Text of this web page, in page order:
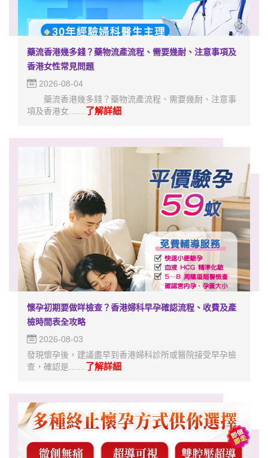
藥流香港幾多錢？藥物流產流程、需要幾耐、注意事項及
香港女性常見問題
2026-08-04
藥流香港幾多錢？藥物流產流程、需要幾耐、注意事
項及香港女.......了解詳細
懷孕初期要做咩檢查？香港婦科早孕確認流程、收費及產
檢時間表全攻略
2026-08-03
發現懷孕後，建議盡早到香港婦科診所或醫院接受早孕檢
查，確認是.......了解詳細